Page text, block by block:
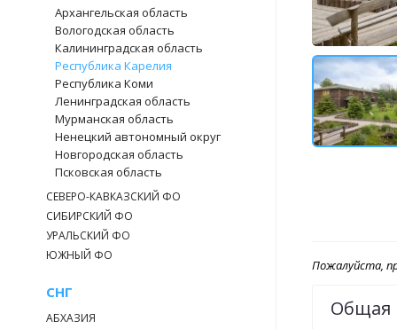
Архангельская область
Вологодская область
Калининградская область
Республика Карелия
Республика Коми
Ленинградская область
Мурманская область
Ненецкий автономный округ
Новгородская область
Псковская область
СЕВЕРО-КАВКАЗСКИЙ ФО
СИБИРСКИЙ ФО
УРАЛЬСКИЙ ФО
ЮЖНЫЙ ФО
СНГ
АБХАЗИЯ
Пожалуйста,
Общая